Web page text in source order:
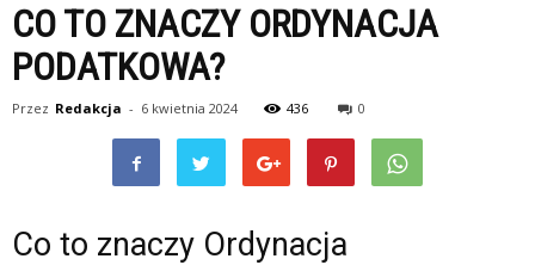
CO TO ZNACZY ORDYNACJA
PODATKOWA?
Przez Redakcja - 6 kwietnia 2024 436 0
Co to znaczy Ordynacja